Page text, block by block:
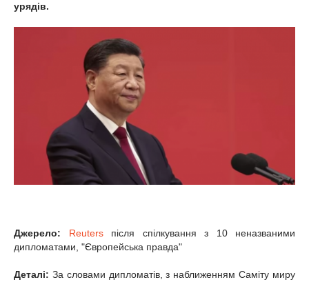
урядів.
Джерело: Reutersпісля спілкування з 10 неназваними
дипломатами, "Європейська правда"
Деталі: За словами дипломатів, з наближенням Саміту миру